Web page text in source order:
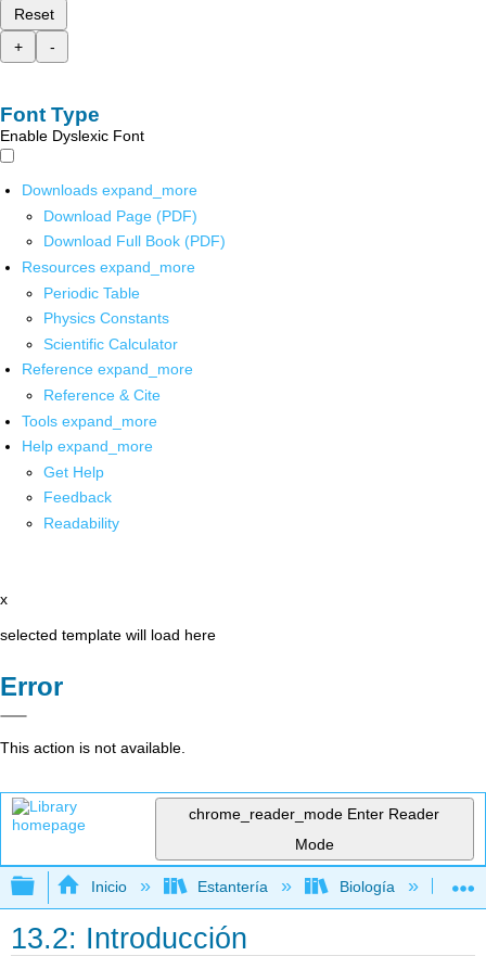
Reset
+
-
Font Type
Enable Dyslexic Font
Downloads expand_more
Download Page (PDF)
Download Full Book (PDF)
Resources expand_more
Periodic Table
Physics Constants
Scientific Calculator
Reference expand_more
Reference & Cite
Tools expand_more
Help expand_more
Get Help
Feedback
Readability
x
selected template will load here
Error
This action is not available.
chrome_reader_mode Enter Reader
Mode
Expandir/contraer jerarquía global
Inicio Estantería Biología
13.2: Introducción